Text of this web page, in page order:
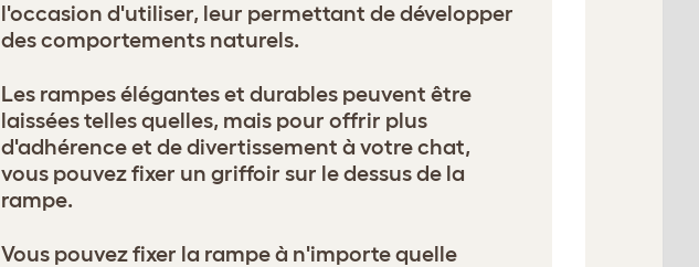
l'occasion d'utiliser, leur permettant de développer
des comportements naturels.
Les rampes élégantes et durables peuvent être
laissées telles quelles, mais pour offrir plus
d'adhérence et de divertissement à votre chat,
vous pouvez fixer un griffoir sur le dessus de la
rampe.
Vous pouvez fixer la rampe à n'importe quelle